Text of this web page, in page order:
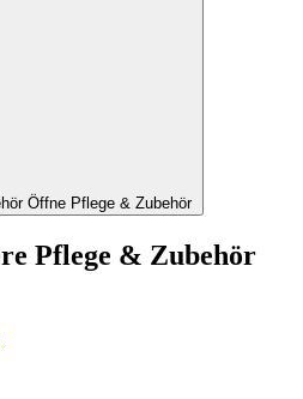
Öffne Pflege & Zubehör
Pflege & Zubehör